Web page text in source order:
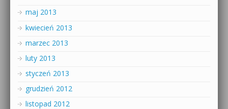
maj 2013
kwiecień 2013
marzec 2013
luty 2013
styczeń 2013
grudzień 2012
listopad 2012